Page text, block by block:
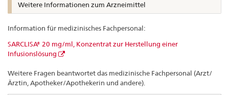
Weitere Informationen zum Arzneimittel
Information für medizinisches Fachpersonal:
SARCLISA® 20 mg/ml, Konzentrat zur Herstellung einer
Infusionslösung
Weitere Fragen beantwortet das medizinische Fachpersonal (Arzt/
Ärztin, Apotheker/Apothekerin und andere).